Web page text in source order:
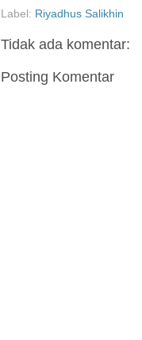
Label: Riyadhus Salikhin
Tidak ada komentar:
Posting Komentar